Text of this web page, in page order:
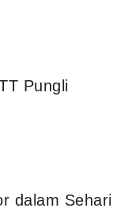
Pungli
dalam Sehari